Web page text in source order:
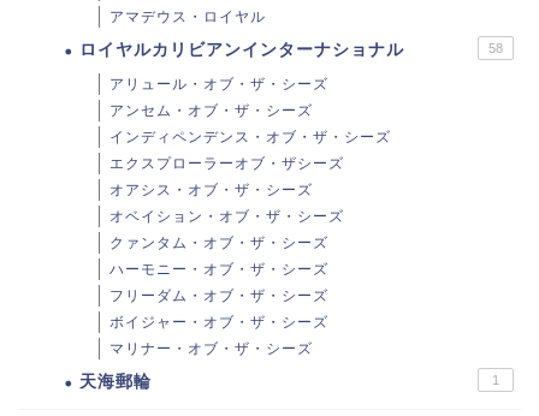
アマデウス・ロイヤル
ロイヤルカリビアンインターナショナル 58
アリュール・オブ・ザ・シーズ
アンセム・オブ・ザ・シーズ
インディペンデンス・オブ・ザ・シーズ
エクスプローラーオブ・ザシーズ
オアシス・オブ・ザ・シーズ
オベイション・オブ・ザ・シーズ
クァンタム・オブ・ザ・シーズ
ハーモニー・オブ・ザ・シーズ
フリーダム・オブ・ザ・シーズ
ボイジャー・オブ・ザ・シーズ
マリナー・オブ・ザ・シーズ
天海郵輪 1